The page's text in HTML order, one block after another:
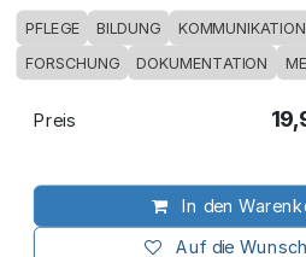
PFLEGE BILDUNG KOMMUNIKATION
FORSCHUNG DOKUMENTATION
In den
Auf die
Preis